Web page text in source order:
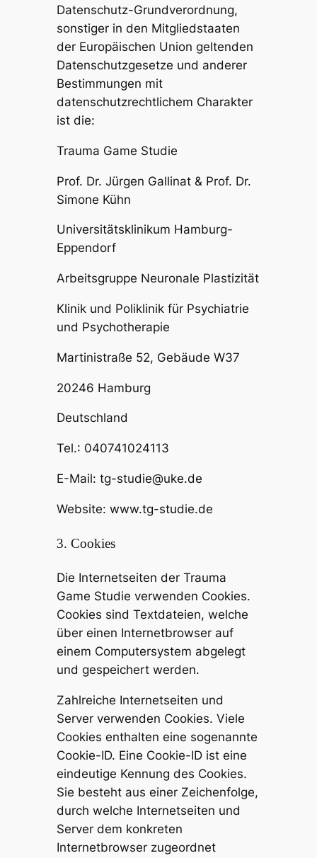
Datenschutz-Grundverordnung,
sonstiger in den Mitgliedstaaten
der Europäischen Union geltenden
Datenschutzgesetze und anderer
Bestimmungen mit
datenschutzrechtlichem Charakter
ist die:
Trauma Game Studie
Prof. Dr. Jürgen Gallinat & Prof. Dr.
Simone Kühn
Universitätsklinikum Hamburg-
Eppendorf
Arbeitsgruppe Neuronale Plastizität
Klinik und Poliklinik für Psychiatrie
und Psychotherapie
Martinistraße 52, Gebäude W37
20246 Hamburg
Deutschland
Tel.: 040741024113
E-Mail: tg-studie@uke.de
Website: www.tg-studie.de
3. Cookies
Die Internetseiten der Trauma
Game Studie verwenden Cookies.
Cookies sind Textdateien, welche
über einen Internetbrowser auf
einem Computersystem abgelegt
und gespeichert werden.
Zahlreiche Internetseiten und
Server verwenden Cookies. Viele
Cookies enthalten eine sogenannte
Cookie-ID. Eine Cookie-ID ist eine
eindeutige Kennung des Cookies.
Sie besteht aus einer Zeichenfolge,
durch welche Internetseiten und
Server dem konkreten
Internetbrowser zugeordnet